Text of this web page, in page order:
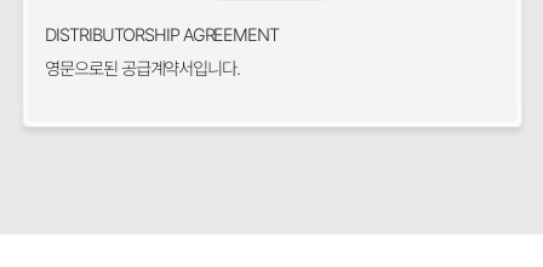
DISTRIBUTORSHIP AGREEMENT
영문으로된 공급계약서입니다.